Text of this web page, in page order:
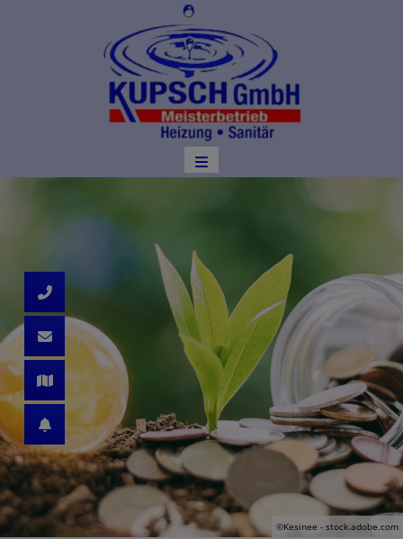
©Kesinee - stock.adobe.com
schließen